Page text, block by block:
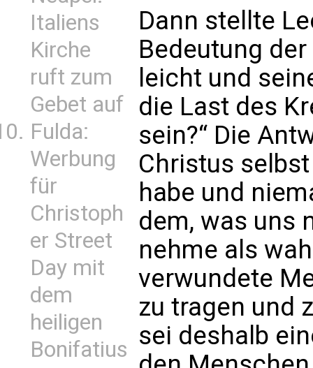
Italiens
Kirche
ruft zum
Gebet auf
Fulda:
Werbung
für
Christoph
er Street
Day mit
dem
heiligen
Bonifatius
Dann stellte
Bedeutung
leicht und
die Last des
sein?“ Die
Christus
habe und
dem, was uns
nehme als
verwundete
zu tragen und
sei deshalb